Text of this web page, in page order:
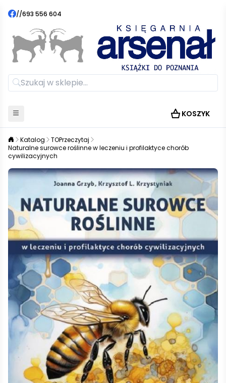
//693 556 604
KOSZYK
Katalog
TOPrzeczytaj
Naturalne surowce roślinne w leczeniu i profilaktyce chorób
cywilizacyjnych